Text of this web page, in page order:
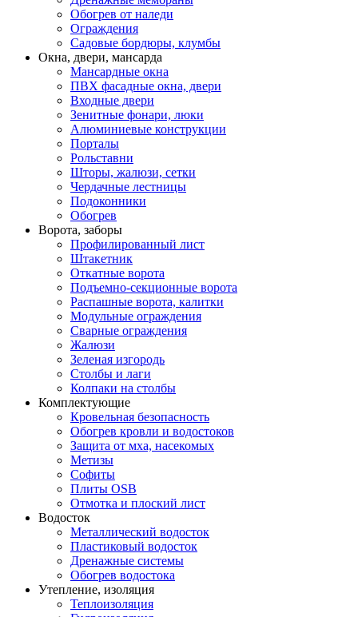
Обогрев от наледи
Ограждения
Садовые бордюры, клумбы
Окна, двери, мансарда
Мансардные окна
ПВХ фасадные окна, двери
Входные двери
Зенитные фонари, люки
Алюминиевые конструкции
Порталы
Рольставни
Шторы, жалюзи, сетки
Чердачные лестницы
Подоконники
Обогрев
Ворота, заборы
Профилированный лист
Штакетник
Откатные ворота
Подъемно-секционные ворота
Распашные ворота, калитки
Модульные ограждения
Сварные ограждения
Жалюзи
Зеленая изгородь
Столбы и лаги
Колпаки на столбы
Комплектующие
Кровельная безопасность
Обогрев кровли и водостоков
Защита от мха, насекомых
Метизы
Софиты
Плиты OSB
Отмотка и плоский лист
Водосток
Металлический водосток
Пластиковый водосток
Дренажные системы
Обогрев водостока
Утепление, изоляция
Теплоизоляция